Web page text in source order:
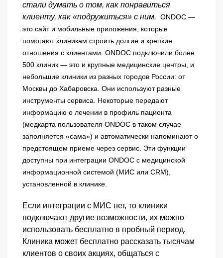
стали думать о том, как понравиться
клиенту, как «подружиться» с ним. ONDOC —
это сайт и мобильные приложения, которые
помогают клиникам строить долгие и крепкие
отношения с клиентами. ONDOC подключили более
500 клиник — это и крупные медицинские центры, и
небольшие клиники из разных городов России: от
Москвы до Хабаровска. Они используют разные
инструменты сервиса. Некоторые передают
информацию о лечении в профиль пациента
(медкарта пользователя ONDOC в таком случае
заполняется «сама») и автоматически напоминают о
предстоящем приеме через сервис. Эти функции
доступны при интеграции ONDOC с медицинской
информационной системой (МИС или CRM),
установленной в клинике.
Если интеграции с МИС нет, то клиники
подключают другие возможности, их можно
использовать бесплатно в пробный период.
Клиника может бесплатно рассказать тысячам
клиентов о своих акциях, общаться с